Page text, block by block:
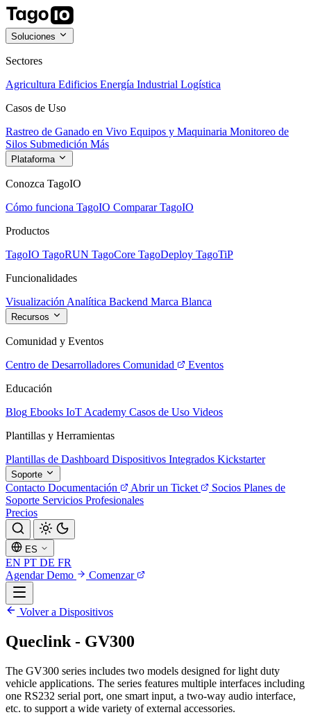
Soluciones
Sectores
Agricultura Edificios Energía Industrial Logística
Casos de Uso
Rastreo de Ganado en Vivo Equipos y Maquinaria Monitoreo de
Silos Submedición Más
Plataforma
Conozca TagoIO
Cómo funciona TagoIO Comparar TagoIO
Productos
TagoIO TagoRUN TagoCore TagoDeploy TagoTiP
Funcionalidades
Visualización Analítica Backend Marca Blanca
Recursos
Comunidad y Eventos
Centro de Desarrolladores Comunidad
Eventos
Educación
Blog Ebooks IoT Academy Casos de Uso Videos
Plantillas y Herramientas
Plantillas de Dashboard Dispositivos Integrados Kickstarter
Soporte
Contacto Documentación Abrir un Ticket Socios Planes de
Soporte Servicios Profesionales
Precios
ES
EN PT DE FR
Agendar Demo
Comenzar
Volver a Dispositivos
Queclink - GV300
The GV300 series includes two models designed for light duty
vehicle applications. The series features multiple interfaces including
one RS232 serial port, one smart input, a two-way audio interface,
etc. to support a wide variety of external accessories.